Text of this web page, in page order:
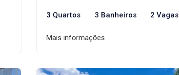
3 Quartos 3 Banheiros 2 Vagas
Mais informações